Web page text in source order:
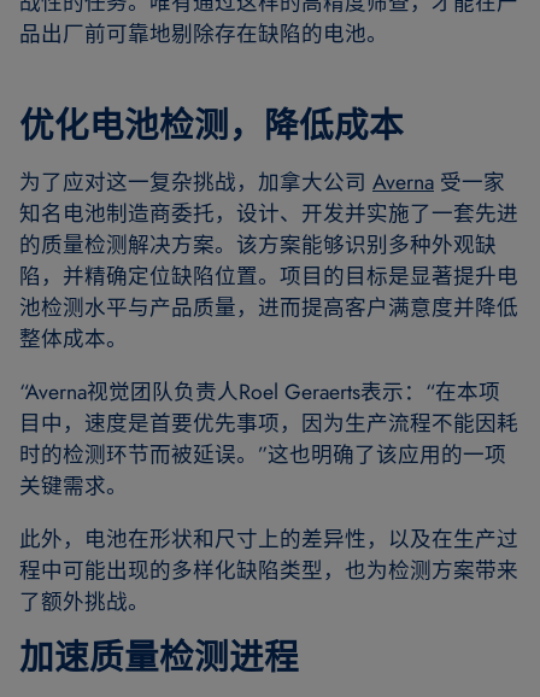
品出厂前可靠地剔除存在缺陷的电池。
优化电池检测，降低成本
为了应对这一复杂挑战，加拿大公司 Averna 受一家
知名电池制造商委托，设计、开发并实施了一套先进
的质量检测解决方案。该方案能够识别多种外观缺
陷，并精确定位缺陷位置。项目的目标是显著提升电
池检测水平与产品质量，进而提高客户满意度并降低
整体成本。
“Averna视觉团队负责人Roel Geraerts表示：“在本项
目中，速度是首要优先事项，因为生产流程不能因耗
时的检测环节而被延误。”这也明确了该应用的一项
关键需求。
此外，电池在形状和尺寸上的差异性，以及在生产过
程中可能出现的多样化缺陷类型，也为检测方案带来
了额外挑战。
加速质量检测进程